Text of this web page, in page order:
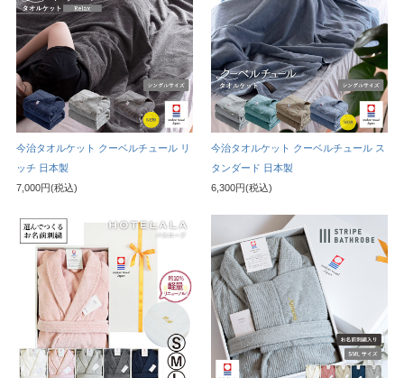
今治タオルケット クーベルチュール リ
ッチ 日本製
7,000円(税込)
今治タオルケット クーベルチュール ス
タンダード 日本製
6,300円(税込)